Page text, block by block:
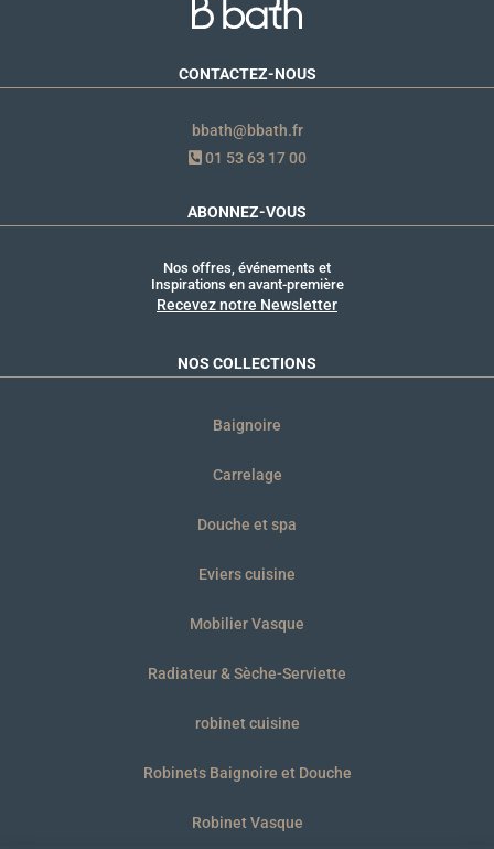
CONTACTEZ-NOUS
bbath@bbath.fr
01 53 63 17 00
ABONNEZ-VOUS
Nos offres, événements et
Inspirations en avant-première
Recevez notre Newsletter
NOS COLLECTIONS
Baignoire
Carrelage
Douche et spa
Eviers cuisine
Mobilier Vasque
Radiateur & Sèche-Serviette
robinet cuisine
Robinets Baignoire et Douche
Robinet Vasque